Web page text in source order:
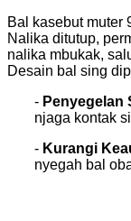
Bal kasebut muter
Nalika ditutup,
nalika mbukak,
Desain bal sing
- Penyegelan
njaga kontak
- Kurangi
nyegah bal